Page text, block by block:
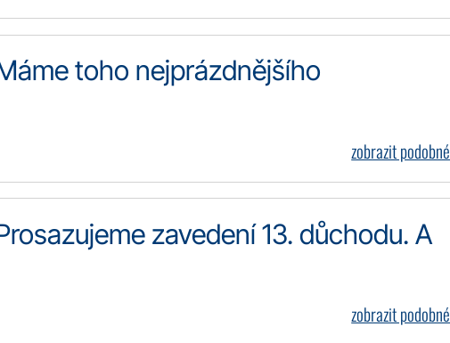
toho nejprázdnějšího
zobrazit podobné
zavedení 13. důchodu. A
zobrazit podobné